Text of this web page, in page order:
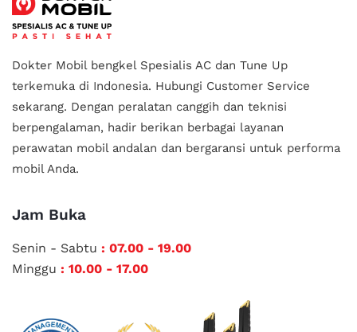
Dokter Mobil bengkel Spesialis AC dan Tune Up
terkemuka di Indonesia. Hubungi Customer Service
sekarang. Dengan peralatan canggih dan teknisi
berpengalaman, hadir berikan berbagai layanan
perawatan mobil andalan dan bergaransi untuk performa
mobil Anda.
Jam Buka
Senin - Sabtu : 07.00 - 19.00
Minggu : 10.00 - 17.00